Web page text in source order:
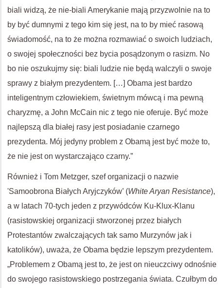
biali widzą, że nie-biali Amerykanie mają przyzwolnie na to
by być dumnymi z tego kim się jest, na to by mieć rasową
świadomość, na to że można rozmawiać o swoich ludziach,
o swojej społeczności bez bycia posądzonym o rasizm. No
bo nie oszukujmy się: biali ludzie nie będą walczyli o swoje
sprawy z białym prezydentem. […] Obama jest bardzo
inteligentnym człowiekiem, świetnym mówcą i ma pewną
charyzmę, a John McCain nic z tego nie oferuje. Być może
najlepszą dla białej rasy jest posiadanie czarnego
prezydenta. Mój jedyny problem z Obamą jest być może to,
że nie jest on wystarczająco czarny.”
Również i Tom Metzger, szef organizacji o nazwie
'Samoobrona Białych Aryjczyków’ (White Aryan Resistance),
a w latach 70-tych jeden z przywódców Ku-Klux-Klanu
(rasistowskiej organizacji stworzonej przez białych
Protestantów zwalczających tak samo Murzynów jak i
katolików), uważa, że Obama będzie lepszym prezydentem.
„Problemem z Obamą jest to, że jest on nieuczciwy odnośnie
do swojego rasistowskiego postrzegania świata. Czułbym do